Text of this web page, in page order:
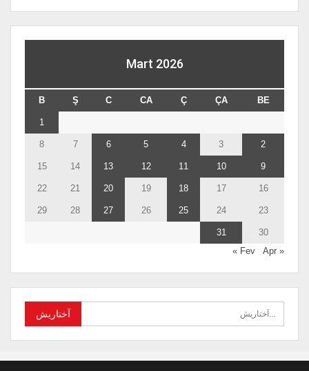
Mart 2026
BE
ÇA
Ç
CA
C
Ş
B
10
11
12
13
14
15
16
17
18
19
20
21
22
23
24
25
26
27
28
29
30
31
« Fev
Apr »